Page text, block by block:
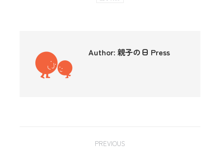
Author: 親子の日 Press
PREVIOUS